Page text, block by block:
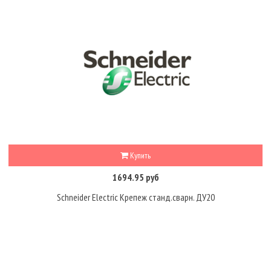
Купить
1694.95 руб
Schneider Electric Крепеж станд.сварн. ДУ20